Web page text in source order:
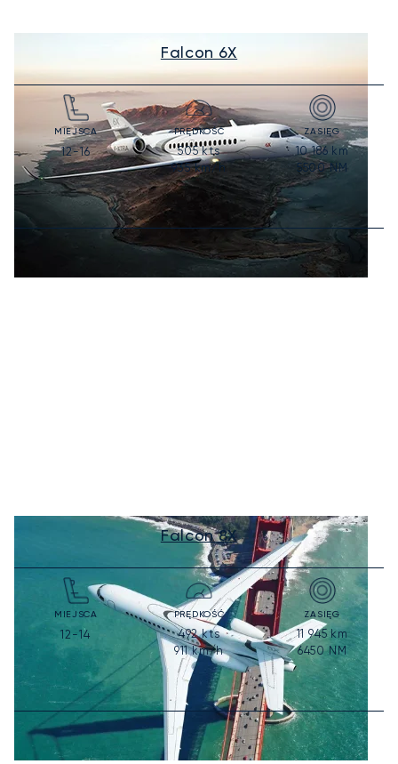
Falcon 6X
MIEJSCA
12-16
PRĘDKOŚĆ
505kts
935km/h
ZASIĘG
10 186 km
5500NM
Falcon 8X
MIEJSCA
12-14
PRĘDKOŚĆ
492kts
911km/h
ZASIĘG
11 945km
6450NM